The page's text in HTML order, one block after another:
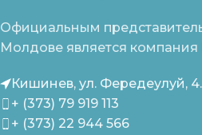
Официальным
Молдове является компания
Кишинев, ул. Фередеулуй, 4.
+ (373) 79 919 113
+ (373) 22 944 566